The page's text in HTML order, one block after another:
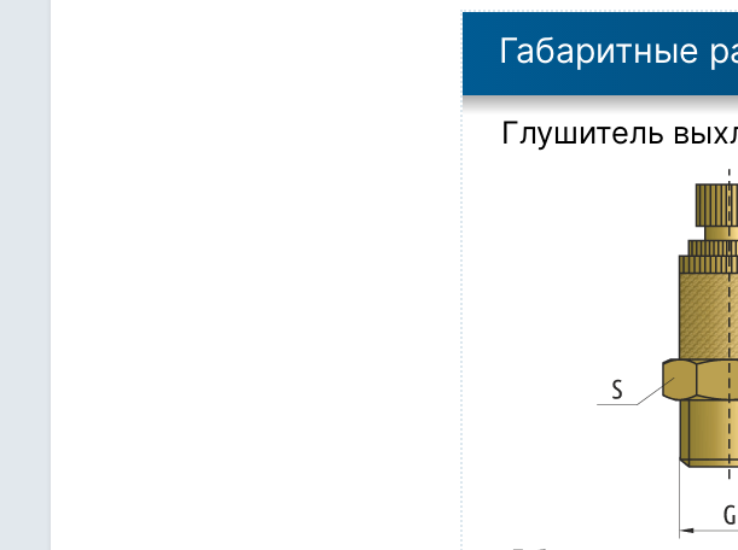
Габаритные
Глушитель